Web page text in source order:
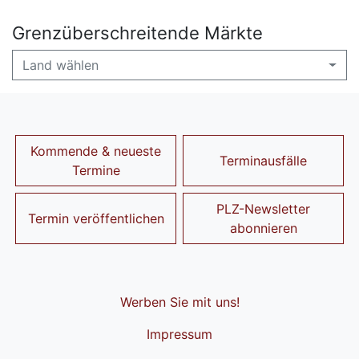
Grenzüberschreitende Märkte
Land wählen
Kommende & neueste
Termine
Terminausfälle
Termin veröffentlichen
PLZ-Newsletter
abonnieren
Werben Sie mit uns!
Impressum